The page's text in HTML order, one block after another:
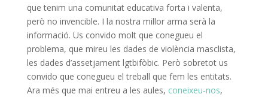
que tenim una comunitat educativa forta i valenta,
però no invencible. I la nostra millor arma serà la
informació. Us convido molt que conegueu el
problema, que mireu les dades de violència masclista,
les dades d’assetjament lgtbifòbic. Però sobretot us
convido que conegueu el treball que fem les entitats.
Ara més que mai entreu a les aules, coneixeu-nos,